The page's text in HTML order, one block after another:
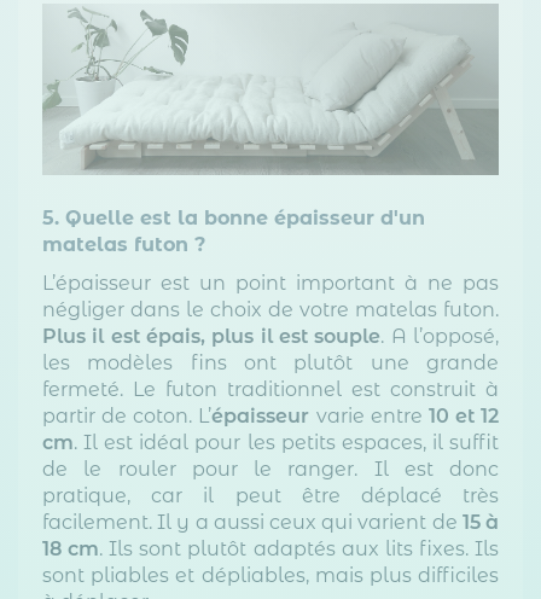
5. Quelle est la bonne épaisseur d'un
matelas futon ?
L’épaisseur est un point important à ne pas
négliger dans le choix de votre matelas futon.
Plus il est épais, plus il est souple. A l’opposé,
les modèles fins ont plutôt une grande
fermeté. Le futon traditionnel est construit à
partir de coton. L’épaisseur varie entre 10 et 12
cm. Il est idéal pour les petits espaces, il suffit
de le rouler pour le ranger. Il est donc
pratique, car il peut être déplacé très
facilement. Il y a aussi ceux qui varient de 15 à
18 cm. Ils sont plutôt adaptés aux lits fixes. Ils
sont pliables et dépliables, mais plus difficiles